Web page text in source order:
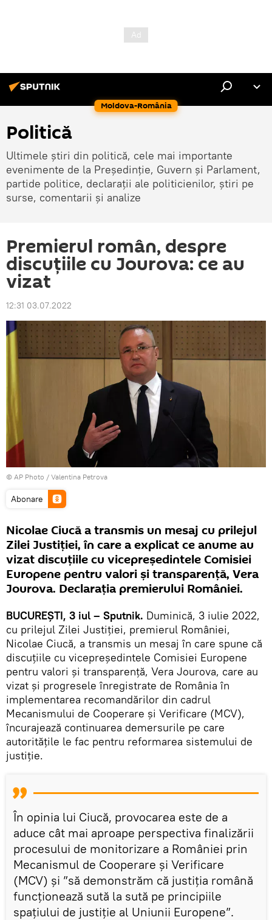
Moldova-România
Politică
Ultimele știri din politică, cele mai importante
evenimente de la Președinție, Guvern și Parlament,
partide politice, declarații ale politicienilor, știri pe
surse, comentarii și analize
Premierul român, despre
discuțiile cu Jourova: ce au
vizat
12:31 03.07.2022
© AP Photo / Valentina Petrova
Abonare
Nicolae Ciucă a transmis un mesaj cu prilejul
Zilei Justiției, în care a explicat ce anume au
vizat discuţiile cu vicepreşedintele Comisiei
Europene pentru valori şi transparenţă, Vera
Jourova. Declarația premierului României.
BUCUREȘTI, 3 iul – Sputnik. Duminică, 3 iulie 2022,
cu prilejul Zilei Justiției, premierul României,
Nicolae Ciucă, a transmis un mesaj în care spune că
discuţiile cu vicepreşedintele Comisiei Europene
pentru valori şi transparenţă, Vera Jourova, care au
vizat şi progresele înregistrate de România în
implementarea recomandărilor din cadrul
Mecanismului de Cooperare şi Verificare (MCV),
încurajează continuarea demersurile pe care
autorităţile le fac pentru reformarea sistemului de
justiţie.
În opinia lui Ciucă, provocarea este de a
aduce cât mai aproape perspectiva finalizării
procesului de monitorizare a României prin
Mecanismul de Cooperare şi Verificare
(MCV) şi ”să demonstrăm că justiţia română
funcţionează sută la sută pe principiile
spaţiului de justiţie al Uniunii Europene”.